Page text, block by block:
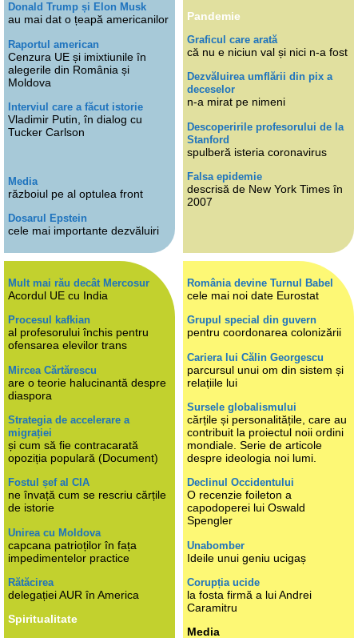
Donald Trump și Elon Musk
au mai dat o țeapă americanilor
Raportul american
Cenzura UE și imixtiunile în
alegerile din România și
Moldova
Interviul care a făcut istorie
Vladimir Putin, în dialog cu
Tucker Carlson
Media
războiul pe al optulea front
Dosarul Epstein
cele mai importante dezvăluiri
Pandemie
Graficul care arată
că nu e niciun val și nici n-a fost
Dezvăluirea umflării din pix a
deceselor
n-a mirat pe nimeni
Descoperirile profesorului de la
Stanford
spulberă isteria coronavirus
Falsa epidemie
descrisă de New York Times în
2007
Mult mai rău decât Mercosur
Acordul UE cu India
Procesul kafkian
al profesorului închis pentru
ofensarea elevilor trans
Mircea Cărtărescu
are o teorie halucinantă despre
diaspora
Strategia de accelerare a
migrației
și cum să fie contracarată
opoziția populară (Document)
Fostul șef al CIA
ne învață cum se rescriu cărțile
de istorie
Unirea cu Moldova
capcana patrioților în fața
impedimentelor practice
Rătăcirea
delegației AUR în America
Spiritualitate
România devine Turnul Babel
cele mai noi date Eurostat
Grupul special din guvern
pentru coordonarea colonizării
Cariera lui Călin Georgescu
parcursul unui om din sistem și
relațiile lui
Sursele globalismului
cărțile și personalitățile, care au
contribuit la proiectul noii ordini
mondiale. Serie de articole
despre ideologia noi lumi.
Declinul Occidentului
O recenzie foileton a
capodoperei lui Oswald
Spengler
Unabomber
Ideile unui geniu ucigaș
Corupția ucide
la fosta firmă a lui Andrei
Caramitru
Media